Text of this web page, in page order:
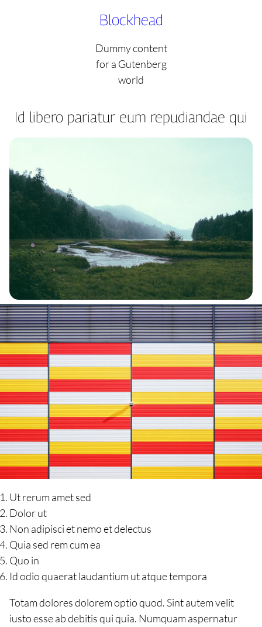
Blockhead
Dummy content
for a Gutenberg
world
Id libero pariatur eum repudiandae qui
Ut rerum amet sed
Dolor ut
Non adipisci et nemo et delectus
Quia sed rem cum ea
Quo in
Id odio quaerat laudantium ut atque tempora
Totam dolores dolorem optio quod. Sint autem velit
iusto esse ab debitis qui quia. Numquam aspernatur